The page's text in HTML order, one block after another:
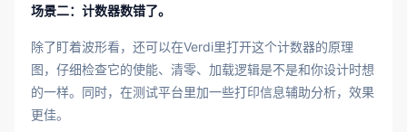
场景二：计数器数错了。
除了盯着波形看，还可以在Verdi里打开这个计数器的原理
图，仔细检查它的使能、清零、加载逻辑是不是和你设计时想
的一样。同时，在测试平台里加一些打印信息辅助分析，效果
更佳。